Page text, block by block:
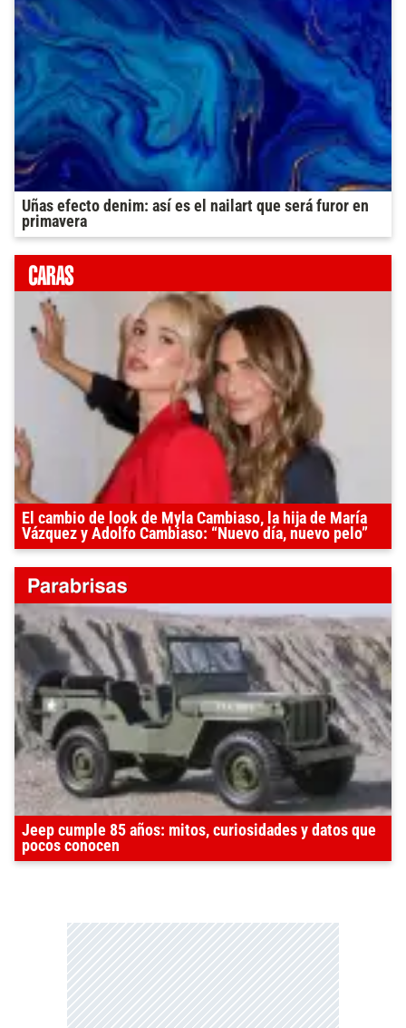
Uñas efecto denim: así es el nailart que será furor en
primavera
El cambio de look de Myla Cambiaso, la hija de María
Vázquez y Adolfo Cambiaso: “Nuevo día, nuevo pelo”
Jeep cumple 85 años: mitos, curiosidades y datos que
pocos conocen